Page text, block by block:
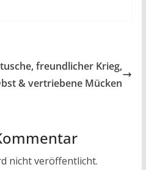
freundlicher Krieg,
& vertriebene Mücken
nicht veröffentlicht.